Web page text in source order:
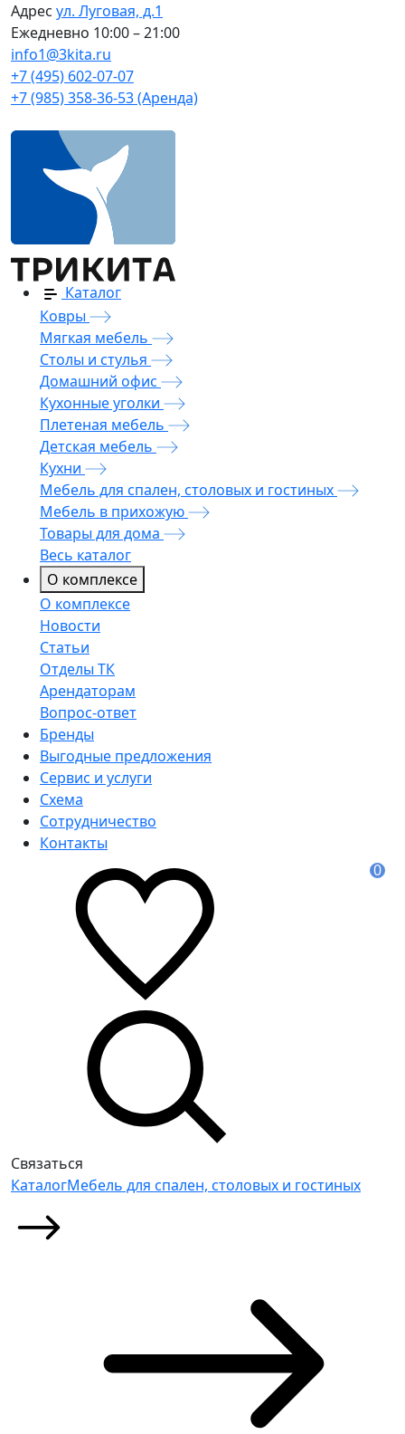
Адрес ул. Луговая, д.1
Ежедневно 10:00 – 21:00
info1@3kita.ru
+7 (495) 602-07-07
+7 (985) 358-36-53 (Аренда)
Каталог
Ковры
Мягкая мебель
Столы и стулья
Домашний офис
Кухонные уголки
Плетеная мебель
Детская мебель
Кухни
Мебель для спален, столовых и гостиных
Мебель в прихожую
Товары для дома
Весь каталог
О комплексе
О комплексе
Новости
Статьи
Отделы ТК
Арендаторам
Вопрос-ответ
Бренды
Выгодные предложения
Сервис и услуги
Схема
Сотрудничество
Контакты
0
Связаться
КаталогМебель для спален, столовых и гостиных